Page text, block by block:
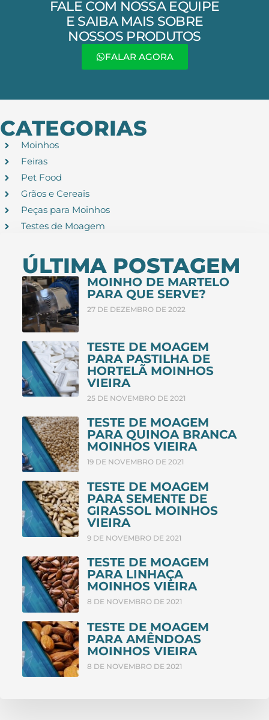
FALE COM NOSSA EQUIPE
E SAIBA MAIS SOBRE
NOSSOS PRODUTOS
FALAR AGORA
CATEGORIAS
Moinhos
Feiras
Pet Food
Grãos e Cereais
Peças para Moinhos
Testes de Moagem
ÚLTIMA POSTAGEM
MOINHO DE MARTELO
PARA QUE SERVE?
27 DE DEZEMBRO DE 2022
TESTE DE MOAGEM
PARA PASTILHA DE
HORTELÃ MOINHOS
VIEIRA
25 DE NOVEMBRO DE 2021
TESTE DE MOAGEM
PARA QUINOA BRANCA
MOINHOS VIEIRA
19 DE NOVEMBRO DE 2021
TESTE DE MOAGEM
PARA SEMENTE DE
GIRASSOL MOINHOS
VIEIRA
9 DE NOVEMBRO DE 2021
TESTE DE MOAGEM
PARA LINHAÇA
MOINHOS VIEIRA
8 DE NOVEMBRO DE 2021
TESTE DE MOAGEM
PARA AMÊNDOAS
MOINHOS VIEIRA
8 DE NOVEMBRO DE 2021